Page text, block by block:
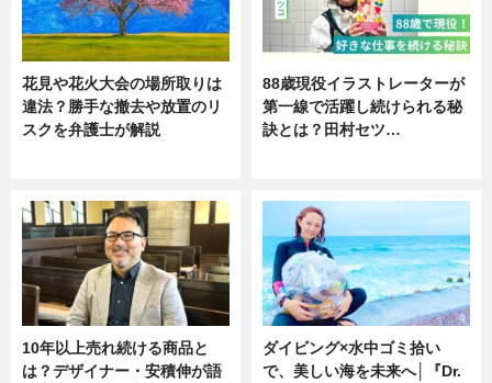
花見や花火大会の場所取りは
違法？勝手な撤去や放置のリ
スクを弁護士が解説
88歳現役イラストレーターが
第一線で活躍し続けられる秘
訣とは？田村セツ…
10年以上売れ続ける商品と
は？デザイナー・安積伸が語
ダイビング×水中ゴミ拾い
で、美しい海を未来へ│『Dr.